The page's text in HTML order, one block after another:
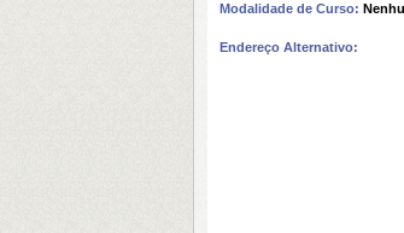
Modalidade de Curso:
Endereço Alternativo: